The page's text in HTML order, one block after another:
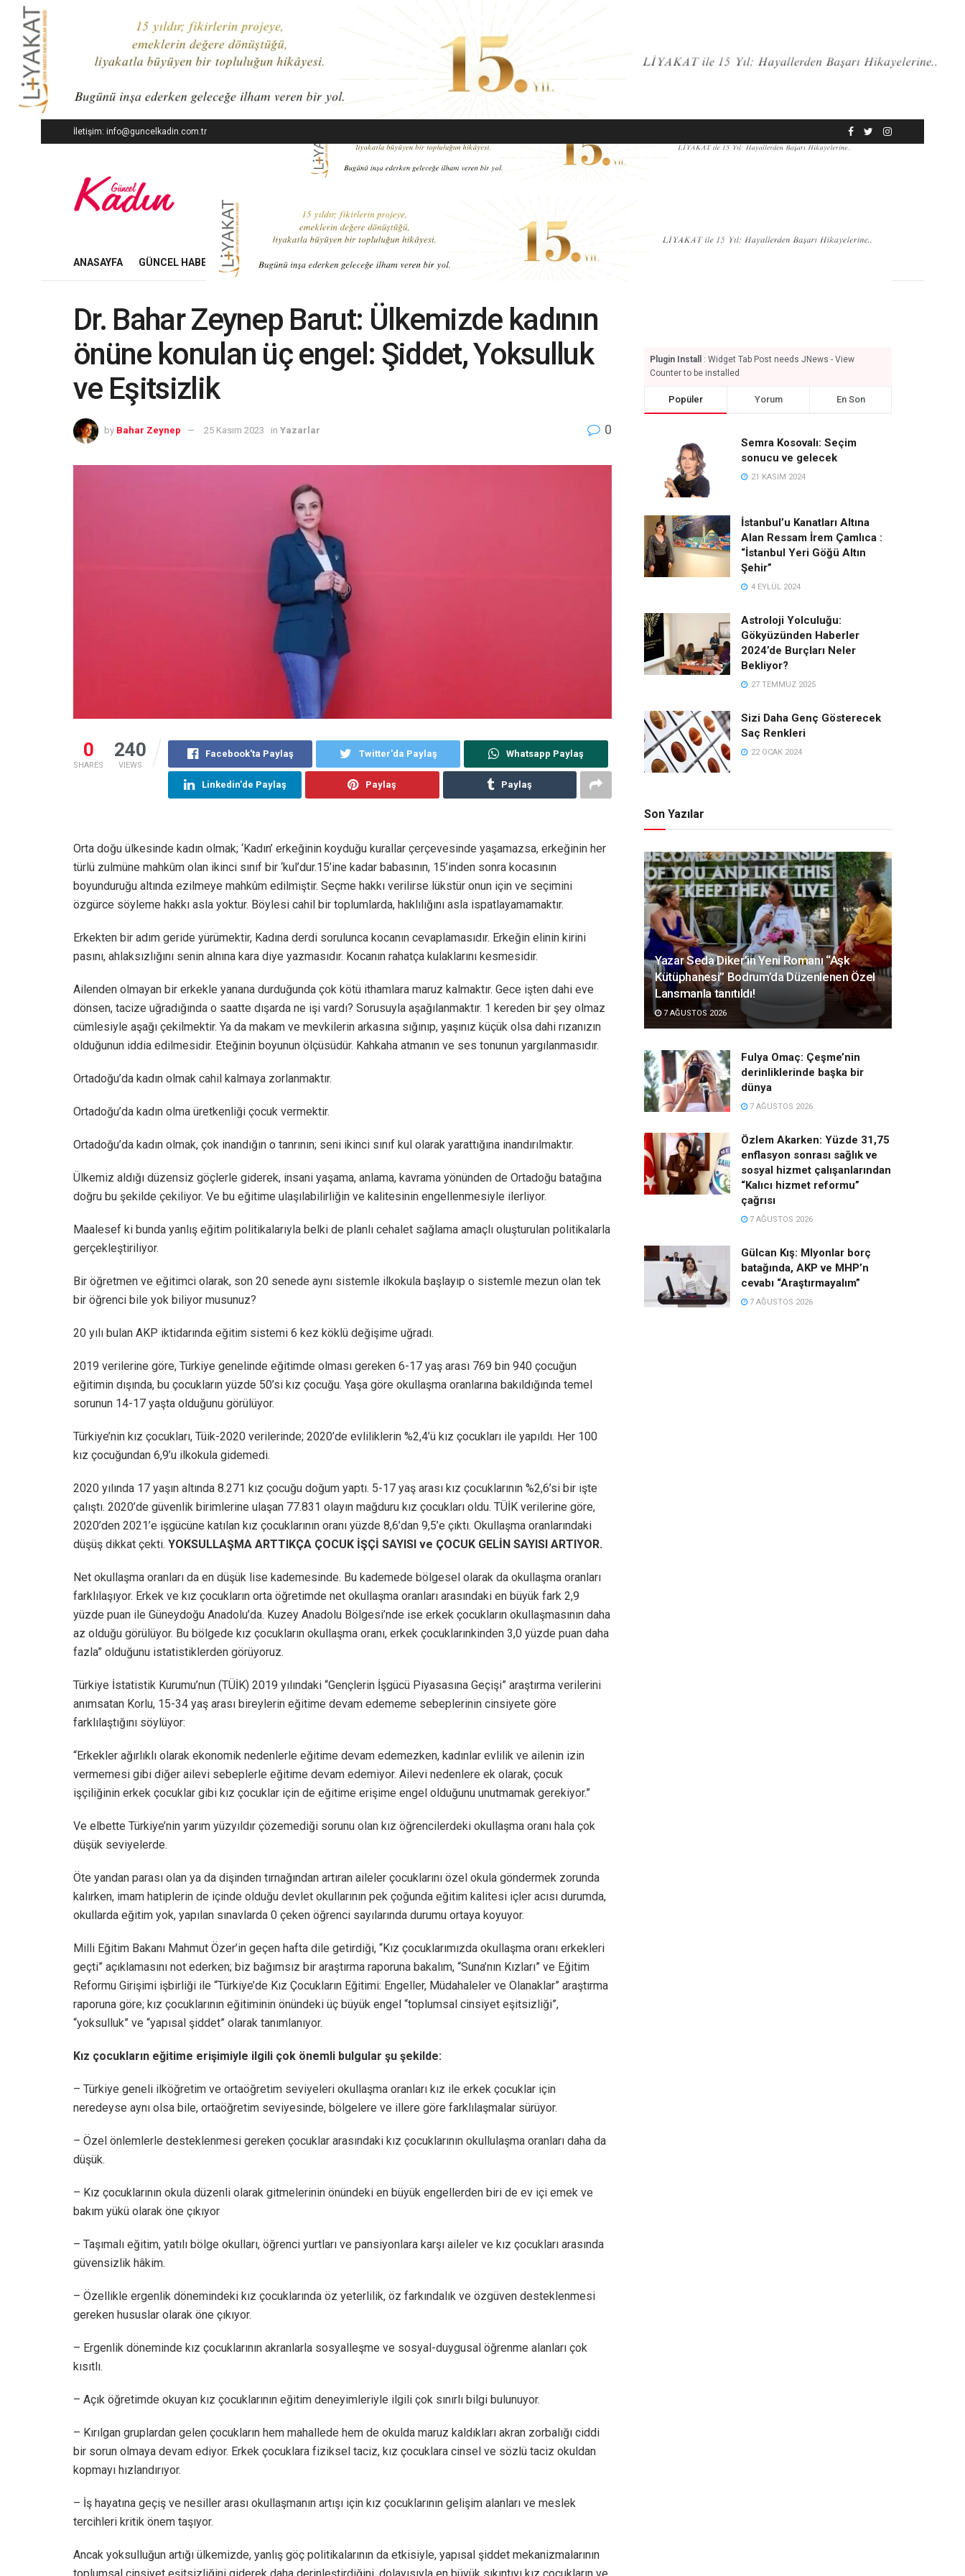
İletişim: info@guncelkadin.com.tr
ANASAYFA GÜNCEL HABERLER İŞ DÜNYASI EKONOMI MODA GÜZELLIK YAŞAM SANAT
Dr. Bahar Zeynep Barut: Ülkemizde kadının
önüne konulan üç engel: Şiddet, Yoksulluk
ve Eşitsizlik
by Bahar Zeynep 25 Kasım 2023 in Yazarlar 0
0
SHARES
240
VIEWS
Facebook'ta Paylaş Twitter'da Paylaş Whatsapp Paylaş
Linkedin'de Paylaş Paylaş Paylaş
Orta doğu ülkesinde kadın olmak; ‘Kadın’ erkeğinin koyduğu kurallar çerçevesinde yaşamazsa, erkeğinin her
türlü zulmüne mahkûm olan ikinci sınıf bir ‘kul’dur.15’ine kadar babasının, 15’inden sonra kocasının
boyunduruğu altında ezilmeye mahkûm edilmiştir. Seçme hakkı verilirse lükstür onun için ve seçimini
özgürce söyleme hakkı asla yoktur. Böylesi cahil bir toplumlarda, haklılığını asla ispatlayamamaktır.
Erkekten bir adım geride yürümektir, Kadına derdi sorulunca kocanın cevaplamasıdır. Erkeğin elinin kirini
pasını, ahlaksızlığını senin alnına kara diye yazmasıdır. Kocanın rahatça kulaklarını kesmesidir.
Ailenden olmayan bir erkekle yanana durduğunda çok kötü ithamlara maruz kalmaktır. Gece işten dahi eve
dönsen, tacize uğradığında o saatte dışarda ne işi vardı? Sorusuyla aşağılanmaktır. 1 kereden bir şey olmaz
cümlesiyle aşağı çekilmektir. Ya da makam ve mevkilerin arkasına sığınıp, yaşınız küçük olsa dahi rızanızın
olduğunun iddia edilmesidir. Eteğinin boyunun ölçüsüdür. Kahkaha atmanın ve ses tonunun yargılanmasıdır.
Ortadoğu’da kadın olmak cahil kalmaya zorlanmaktır.
Ortadoğu’da kadın olma üretkenliği çocuk vermektir.
Ortadoğu’da kadın olmak, çok inandığın o tanrının; seni ikinci sınıf kul olarak yarattığına inandırılmaktır.
Ülkemiz aldığı düzensiz göçlerle giderek, insani yaşama, anlama, kavrama yönünden de Ortadoğu batağına
doğru bu şekilde çekiliyor. Ve bu eğitime ulaşılabilirliğin ve kalitesinin engellenmesiyle ilerliyor.
Maalesef ki bunda yanlış eğitim politikalarıyla belki de planlı cehalet sağlama amaçlı oluşturulan politikalarla
gerçekleştiriliyor.
Bir öğretmen ve eğitimci olarak, son 20 senede aynı sistemle ilkokula başlayıp o sistemle mezun olan tek
bir öğrenci bile yok biliyor musunuz?
20 yılı bulan AKP iktidarında eğitim sistemi 6 kez köklü değişime uğradı.
2019 verilerine göre, Türkiye genelinde eğitimde olması gereken 6-17 yaş arası 769 bin 940 çocuğun
eğitimin dışında, bu çocukların yüzde 50’si kız çocuğu. Yaşa göre okullaşma oranlarına bakıldığında temel
sorunun 14-17 yaşta olduğunu görülüyor.
Türkiye’nin kız çocukları, Tüik-2020 verilerinde; 2020’de evliliklerin %2,4’ü kız çocukları ile yapıldı. Her 100
kız çocuğundan 6,9’u ilkokula gidemedi.
2020 yılında 17 yaşın altında 8.271 kız çocuğu doğum yaptı. 5-17 yaş arası kız çocuklarının %2,6’si bir işte
çalıştı. 2020’de güvenlik birimlerine ulaşan 77.831 olayın mağduru kız çocukları oldu. TÜİK verilerine göre,
2020’den 2021’e işgücüne katılan kız çocuklarının oranı yüzde 8,6’dan 9,5’e çıktı. Okullaşma oranlarındaki
düşüş dikkat çekti. YOKSULLAŞMA ARTTIKÇA ÇOCUK İŞÇİ SAYISI ve ÇOCUK GELİN SAYISI ARTIYOR.
Net okullaşma oranları da en düşük lise kademesinde. Bu kademede bölgesel olarak da okullaşma oranları
farklılaşıyor. Erkek ve kız çocukların orta öğretimde net okullaşma oranları arasındaki en büyük fark 2,9
yüzde puan ile Güneydoğu Anadolu’da. Kuzey Anadolu Bölgesi’nde ise erkek çocukların okullaşmasının daha
az olduğu görülüyor. Bu bölgede kız çocukların okullaşma oranı, erkek çocuklarınkinden 3,0 yüzde puan daha
fazla” olduğunu istatistiklerden görüyoruz.
Türkiye İstatistik Kurumu’nun (TÜİK) 2019 yılındaki “Gençlerin İşgücü Piyasasına Geçişi” araştırma verilerini
anımsatan Korlu, 15-34 yaş arası bireylerin eğitime devam edememe sebeplerinin cinsiyete göre
farklılaştığını söylüyor:
“Erkekler ağırlıklı olarak ekonomik nedenlerle eğitime devam edemezken, kadınlar evlilik ve ailenin izin
vermemesi gibi diğer ailevi sebeplerle eğitime devam edemiyor. Ailevi nedenlere ek olarak, çocuk
işçiliğinin erkek çocuklar gibi kız çocuklar için de eğitime erişime engel olduğunu unutmamak gerekiyor.”
Ve elbette Türkiye’nin yarım yüzyıldır çözemediği sorunu olan kız öğrencilerdeki okullaşma oranı hala çok
düşük seviyelerde.
Öte yandan parası olan ya da dişinden tırnağından artıran aileler çocuklarını özel okula göndermek zorunda
kalırken, imam hatiplerin de içinde olduğu devlet okullarının pek çoğunda eğitim kalitesi içler acısı durumda,
okullarda eğitim yok, yapılan sınavlarda 0 çeken öğrenci sayılarında durumu ortaya koyuyor.
Milli Eğitim Bakanı Mahmut Özer’in geçen hafta dile getirdiği, “Kız çocuklarımızda okullaşma oranı erkekleri
geçti” açıklamasını not ederken; biz bağımsız bir araştırma raporuna bakalım, “Suna’nın Kızları” ve Eğitim
Reformu Girişimi işbirliği ile “Türkiye’de Kız Çocukların Eğitimi: Engeller, Müdahaleler ve Olanaklar” araştırma
raporuna göre; kız çocuklarının eğitiminin önündeki üç büyük engel “toplumsal cinsiyet eşitsizliği”,
“yoksulluk” ve “yapısal şiddet” olarak tanımlanıyor.
Kız çocukların eğitime erişimiyle ilgili çok önemli bulgular şu şekilde:
– Türkiye geneli ilköğretim ve ortaöğretim seviyeleri okullaşma oranları kız ile erkek çocuklar için
neredeyse aynı olsa bile, ortaöğretim seviyesinde, bölgelere ve illere göre farklılaşmalar sürüyor.
– Özel önlemlerle desteklenmesi gereken çocuklar arasındaki kız çocuklarının okullulaşma oranları daha da
düşük.
– Kız çocuklarının okula düzenli olarak gitmelerinin önündeki en büyük engellerden biri de ev içi emek ve
bakım yükü olarak öne çıkıyor
– Taşımalı eğitim, yatılı bölge okulları, öğrenci yurtları ve pansiyonlara karşı aileler ve kız çocukları arasında
güvensizlik hâkim.
– Özellikle ergenlik dönemindeki kız çocuklarında öz yeterlilik, öz farkındalık ve özgüven desteklenmesi
gereken hususlar olarak öne çıkıyor.
– Ergenlik döneminde kız çocuklarının akranlarla sosyalleşme ve sosyal-duygusal öğrenme alanları çok
kısıtlı.
– Açık öğretimde okuyan kız çocuklarının eğitim deneyimleriyle ilgili çok sınırlı bilgi bulunuyor.
– Kırılgan gruplardan gelen çocukların hem mahallede hem de okulda maruz kaldıkları akran zorbalığı ciddi
bir sorun olmaya devam ediyor. Erkek çocuklara fiziksel taciz, kız çocuklara cinsel ve sözlü taciz okuldan
kopmayı hızlandırıyor.
– İş hayatına geçiş ve nesiller arası okullaşmanın artışı için kız çocuklarının gelişim alanları ve meslek
tercihleri kritik önem taşıyor.
Ancak yoksulluğun artığı ülkemizde, yanlış göç politikalarının da etkisiyle, yapısal şiddet mekanizmalarının
Plugin Install
: Widget Tab Post needs JNews - View
Counter to be installed
Popüler Yorum En Son
Semra Kosovalı: Seçim
sonucu ve gelecek
21 KASIM 2024
İstanbul’u Kanatları Altına
Alan Ressam İrem Çamlıca :
“İstanbul Yeri Göğü Altın
Şehir”
4 EYLÜL 2024
Astroloji Yolculuğu:
Gökyüzünden Haberler
2024’de Burçları Neler
Bekliyor?
27 TEMMUZ 2025
Sizi Daha Genç Gösterecek
Saç Renkleri
22 OCAK 2024
Son Yazılar
Yazar Seda Diker’in Yeni Romanı “Aşk
Kütüphanesi” Bodrum’da Düzenlenen Özel
Lansmanla tanıtıldı!
7 AĞUSTOS 2026
Fulya Omaç: Çeşme’nin
derinliklerinde başka bir
dünya
7 AĞUSTOS 2026
Özlem Akarken: Yüzde 31,75
enflasyon sonrası sağlık ve
sosyal hizmet çalışanlarından
“Kalıcı hizmet reformu”
çağrısı
7 AĞUSTOS 2026
Gülcan Kış: Mlyonlar borç
batağında, AKP ve MHP’n
cevabı “Araştırmayalım”
7 AĞUSTOS 2026